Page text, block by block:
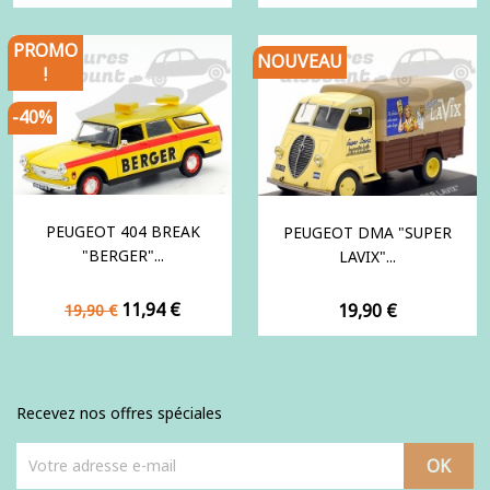
PEUGEOT 404 BREAK
"BERGER"...
Prix
de
19,90 € Prix
11,94 €
PROMO
!
-40%
PEUGEOT DMA "SUPER
LAVIX"...
Prix
19,90 €
NOUVEAU
Recevez nos offres spéciales